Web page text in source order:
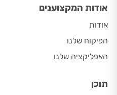
אודות המקצוענים
אודות
הפיקוח שלנו
האפליקציה שלנו
תוכן